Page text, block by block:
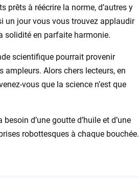
prêts à réécrire la norme, d’autres y
un jour vous vous trouvez applaudir
solidité en parfaite harmonie.
scientifique pourrait provenir
ampleurs. Alors chers lecteurs, en
vous que la science n’est que
d’une goutte d’huile et d’une
robottesques à chaque bouchée.